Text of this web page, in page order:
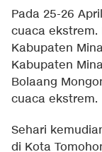
Pada 25-26
cuaca ekstrem.
Kabupaten
Kabupaten
Bolaang
cuaca ekstrem.
Sehari
di Kota